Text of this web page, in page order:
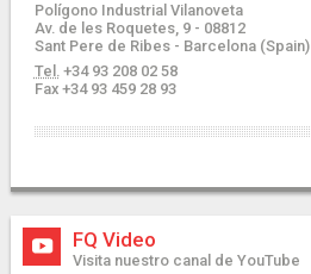
Polígono Industrial Vilanoveta
Av. de les Roquetes, 9 - 08812
Sant Pere de Ribes - Barcelona (Spain)
Tel.+34 93 208 02 58
Fax +34 93 459 28 93
FQ Video
Visita nuestro canal de YouTube